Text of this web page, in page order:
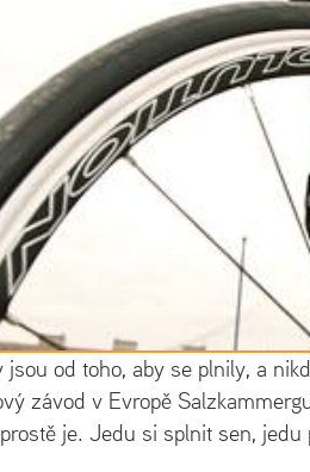
jsou od toho, aby se plnily, a
závod v Evropě
je. Jedu si splnit sen,